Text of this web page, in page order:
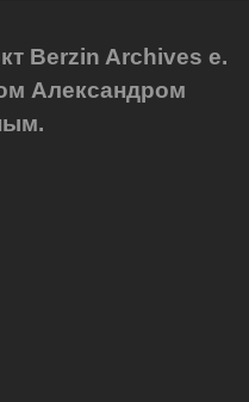
Berzin Archives e.
Александром